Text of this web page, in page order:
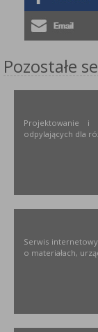
Pozostałe
Projektowanie i
odpylających dla
Serwis
o materiałach,